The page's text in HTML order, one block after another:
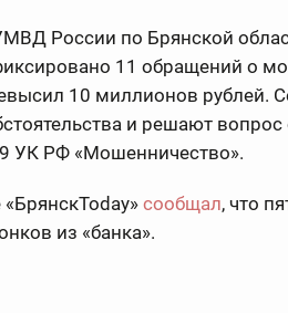
России по Брянской
11 обращений о
10 миллионов рублей.
и решают
УК РФ «Мошенничество».
сообщал, что
из «банка».